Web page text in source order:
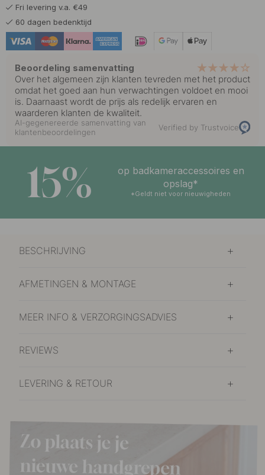
Mat Zwart
Roestvrijstalen Afwerking 10 €
Fri levering v.a. €49
60 dagen bedenktijd
Beoordeling samenvatting
Over het algemeen zijn klanten tevreden met het product
omdat het goed aan hun verwachtingen voldoet en mooi
is. Daarnaast wordt de prijs als redelijk ervaren en
waarderen klanten de kwaliteit.
AI-gegenereerde samenvatting van
klantenbeoordelingen
Verified by Trustvoice
15%
op badkameraccessoires en
opslag*
*Geldt niet voor nieuwigheden
BESCHRIJVING
AFMETINGEN & MONTAGE
MEER INFO & VERZORGINGSADVIES
REVIEWS
LEVERING & RETOUR